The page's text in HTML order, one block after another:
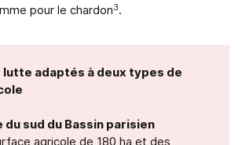
pour le chardon3.
lutte adaptés à deux types de
sud du Bassin parisien
agricole de 180 ha et des